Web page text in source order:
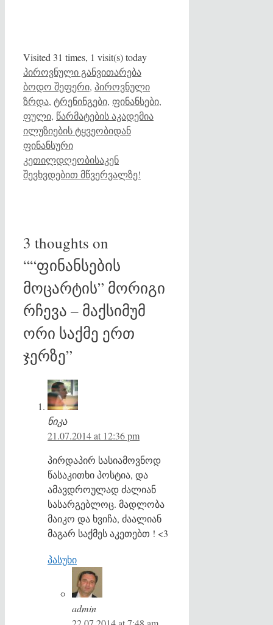
Visited 31 times, 1 visit(s) today
Categories
პიროვნული განვითარებაTags
ბოდო შეფერი, პიროვნული
ზრდა, ტრენინგები, ფინანსები,
ფული, წარმატების აკადემია
ილუზიების ტყვეობიდან
ფინანსური
კეთილდღეობისაკენ
შევხვდებით მწვერვალზე!
3 thoughts on
““ფინანსების
მოცარტის” მორიგი
რჩევა – მაქსიმუმ
ორი საქმე ერთ
ჯერზე”
ნიკა
21.07.2014 at 12:36 pm
პირდაპირ სასიამოვნოდ
წასაკითხი პოსტია, და
ამავდროულად ძალიან
სასარგებლოც. მადლობა
მაიკო და ხვიჩა, ძაალიან
მაგარ საქმეს აკეთებთ ! <3
პასუხი
admin